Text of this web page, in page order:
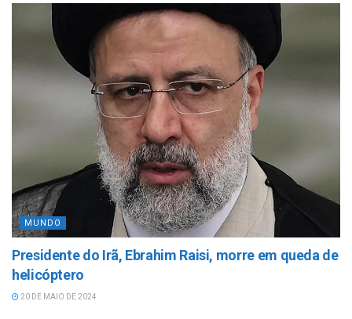
MUNDO
Presidente do Irã, Ebrahim Raisi, morre em queda de
helicóptero
20 DE MAIO DE 2024